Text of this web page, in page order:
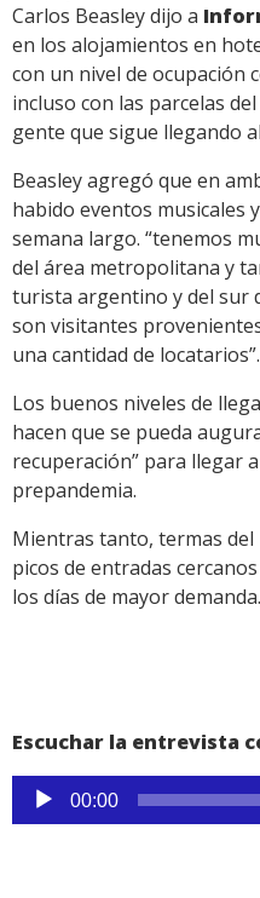
Carlos Beasley dijo a
en los alojamientos en
con un nivel de ocupación
incluso con las parcelas
gente que sigue llegando
Beasley agregó que en
habido eventos musicales
semana largo. “tenemos
del área metropolitana y
turista argentino y del sur
son visitantes
una cantidad de locatarios”.
Los buenos niveles de
hacen que se pueda
recuperación” para llegar
prepandemia.
Mientras tanto, termas del
picos de entradas
los días de mayor demanda.
Escuchar la entrevista
Reproductor
de
00:00